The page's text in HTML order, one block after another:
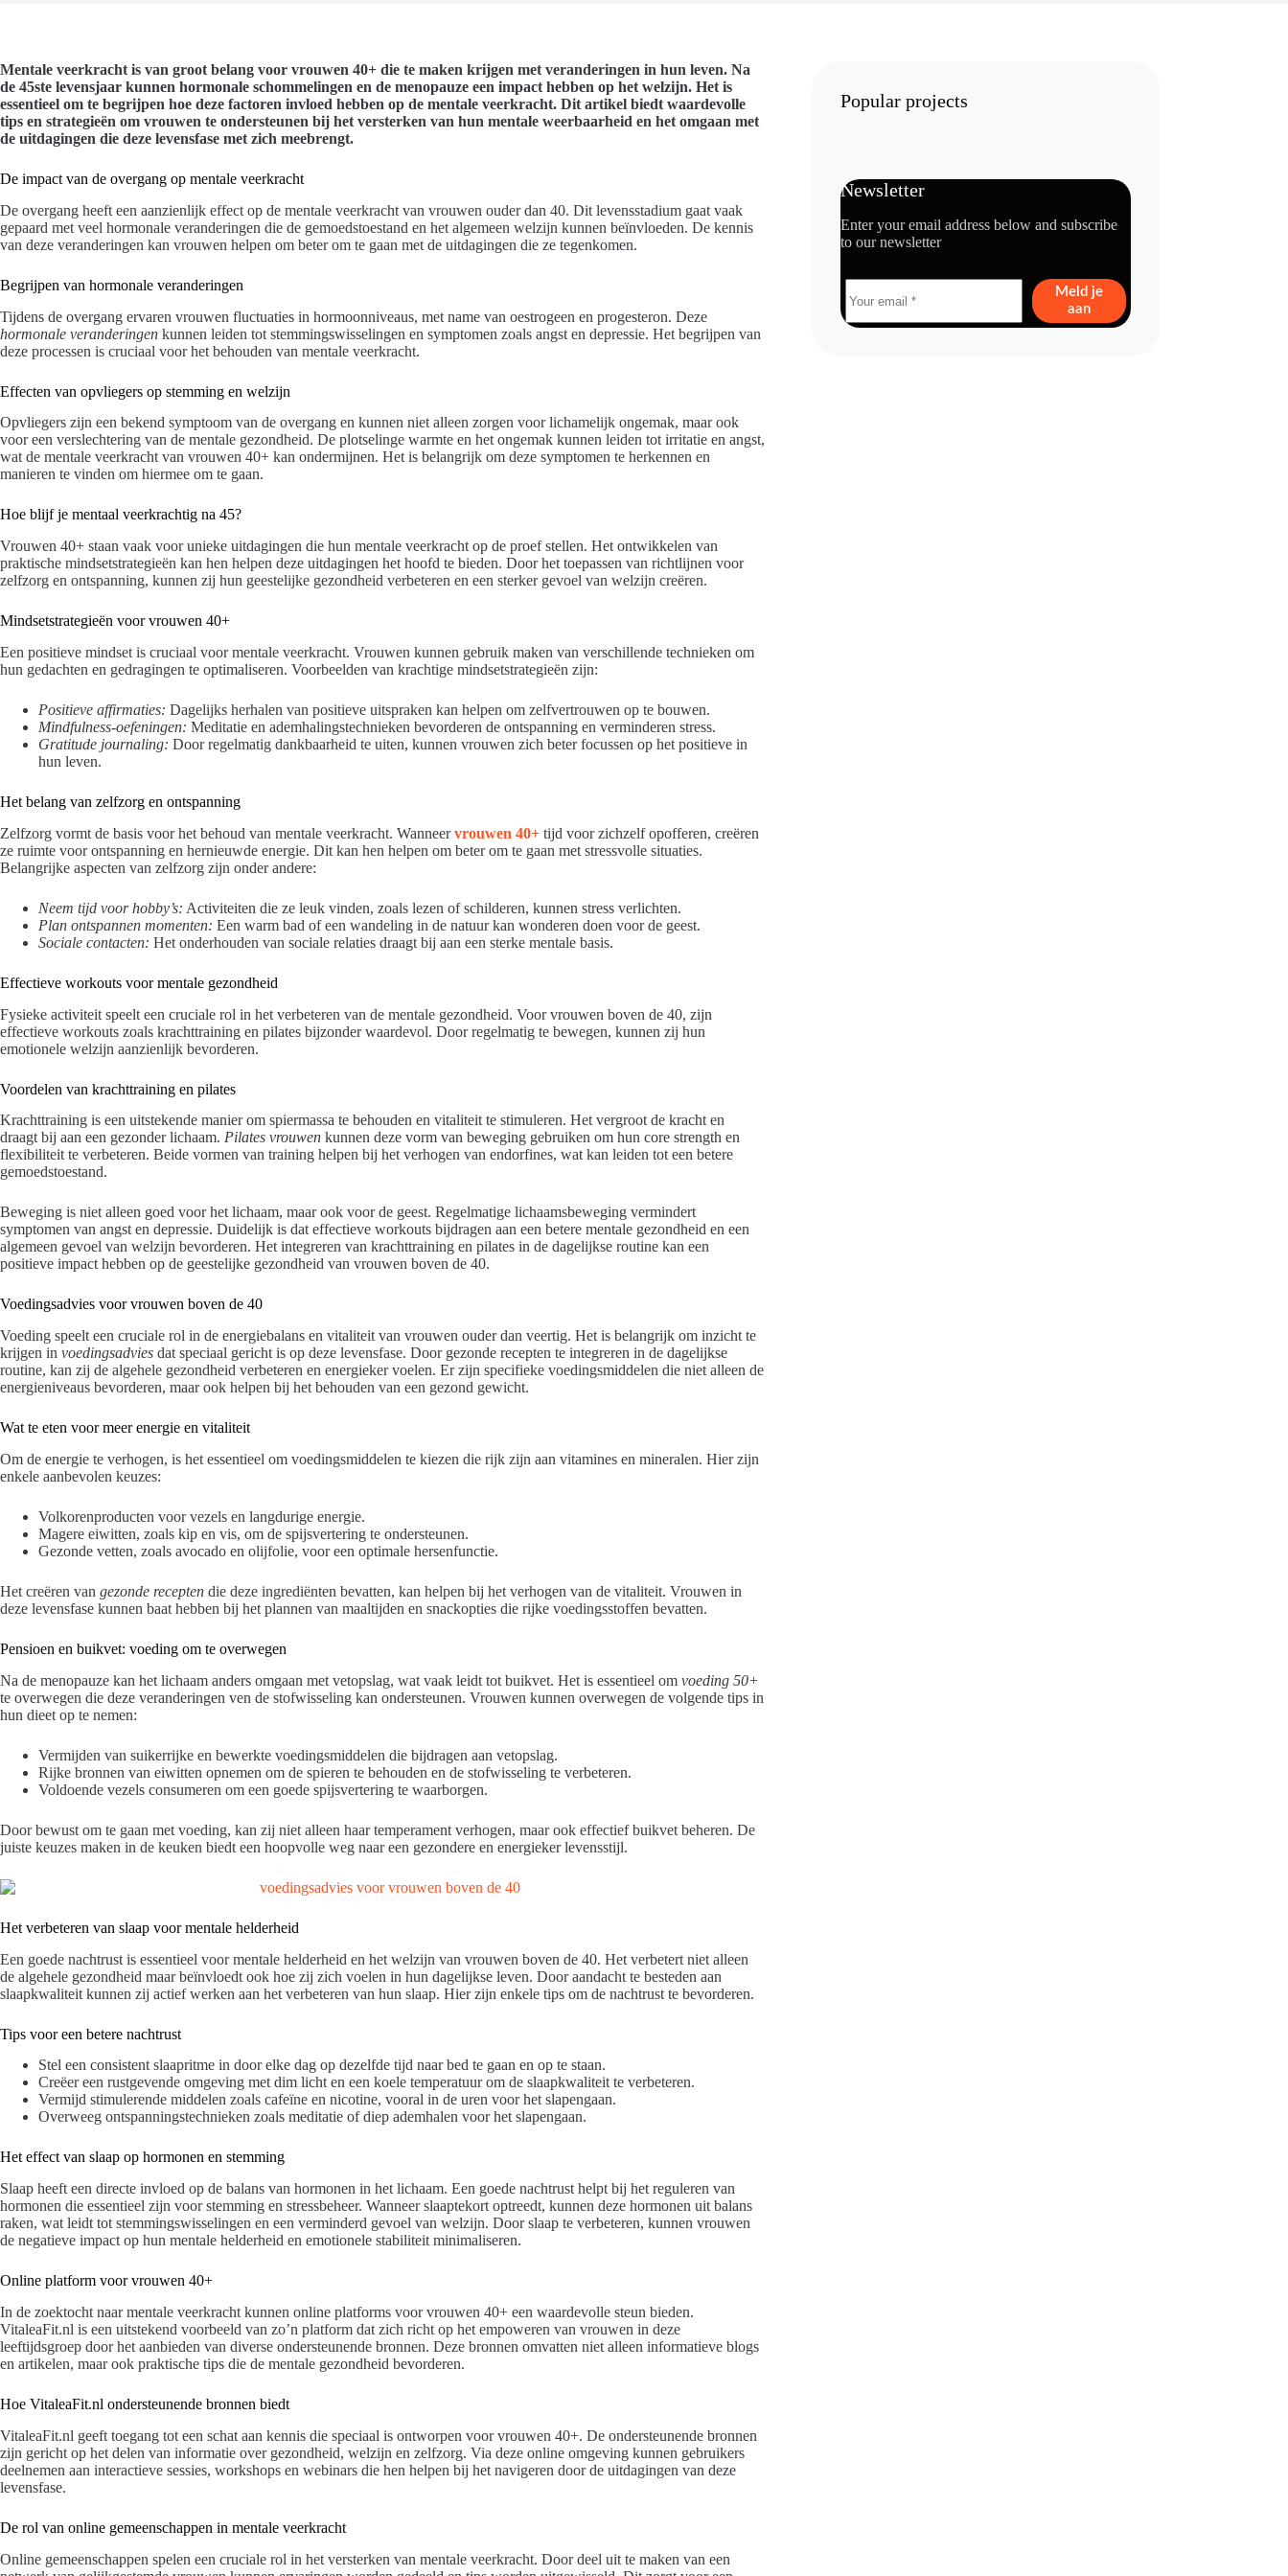
Mentale veerkracht is van groot belang voor vrouwen 40+ die te maken krijgen met veranderingen in hun leven. Na
de 45ste levensjaar kunnen hormonale schommelingen en de menopauze een impact hebben op het welzijn. Het is
essentieel om te begrijpen hoe deze factoren invloed hebben op de mentale veerkracht. Dit artikel biedt waardevolle
tips en strategieën om vrouwen te ondersteunen bij het versterken van hun mentale weerbaarheid en het omgaan met
de uitdagingen die deze levensfase met zich meebrengt.
De impact van de overgang op mentale veerkracht
De overgang heeft een aanzienlijk effect op de mentale veerkracht van vrouwen ouder dan 40. Dit levensstadium gaat vaak
gepaard met veel hormonale veranderingen die de gemoedstoestand en het algemeen welzijn kunnen beïnvloeden. De kennis
van deze veranderingen kan vrouwen helpen om beter om te gaan met de uitdagingen die ze tegenkomen.
Begrijpen van hormonale veranderingen
Tijdens de overgang ervaren vrouwen fluctuaties in hormoonniveaus, met name van oestrogeen en progesteron. Deze
hormonale veranderingen kunnen leiden tot stemmingswisselingen en symptomen zoals angst en depressie. Het begrijpen van
deze processen is cruciaal voor het behouden van mentale veerkracht.
Effecten van opvliegers op stemming en welzijn
Opvliegers zijn een bekend symptoom van de overgang en kunnen niet alleen zorgen voor lichamelijk ongemak, maar ook
voor een verslechtering van de mentale gezondheid. De plotselinge warmte en het ongemak kunnen leiden tot irritatie en angst,
wat de mentale veerkracht van vrouwen 40+ kan ondermijnen. Het is belangrijk om deze symptomen te herkennen en
manieren te vinden om hiermee om te gaan.
Hoe blijf je mentaal veerkrachtig na 45?
Vrouwen 40+ staan vaak voor unieke uitdagingen die hun mentale veerkracht op de proef stellen. Het ontwikkelen van
praktische mindsetstrategieën kan hen helpen deze uitdagingen het hoofd te bieden. Door het toepassen van richtlijnen voor
zelfzorg en ontspanning, kunnen zij hun geestelijke gezondheid verbeteren en een sterker gevoel van welzijn creëren.
Mindsetstrategieën voor vrouwen 40+
Een positieve mindset is cruciaal voor mentale veerkracht. Vrouwen kunnen gebruik maken van verschillende technieken om
hun gedachten en gedragingen te optimaliseren. Voorbeelden van krachtige mindsetstrategieën zijn:
Positieve affirmaties: Dagelijks herhalen van positieve uitspraken kan helpen om zelfvertrouwen op te bouwen.
Mindfulness-oefeningen: Meditatie en ademhalingstechnieken bevorderen de ontspanning en verminderen stress.
Gratitude journaling: Door regelmatig dankbaarheid te uiten, kunnen vrouwen zich beter focussen op het positieve in
hun leven.
Het belang van zelfzorg en ontspanning
Zelfzorg vormt de basis voor het behoud van mentale veerkracht. Wanneervrouwen 40+ tijd voor zichzelf opofferen, creëren
ze ruimte voor ontspanning en hernieuwde energie. Dit kan hen helpen om beter om te gaan met stressvolle situaties.
Belangrijke aspecten van zelfzorg zijn onder andere:
Neem tijd voor hobby’s: Activiteiten die ze leuk vinden, zoals lezen of schilderen, kunnen stress verlichten.
Plan ontspannen momenten: Een warm bad of een wandeling in de natuur kan wonderen doen voor de geest.
Sociale contacten: Het onderhouden van sociale relaties draagt bij aan een sterke mentale basis.
Effectieve workouts voor mentale gezondheid
Fysieke activiteit speelt een cruciale rol in het verbeteren van de mentale gezondheid. Voor vrouwen boven de 40, zijn
effectieve workouts zoals krachttraining en pilates bijzonder waardevol. Door regelmatig te bewegen, kunnen zij hun
emotionele welzijn aanzienlijk bevorderen.
Voordelen van krachttraining en pilates
Krachttraining is een uitstekende manier om spiermassa te behouden en vitaliteit te stimuleren. Het vergroot de kracht en
draagt bij aan een gezonder lichaam. Pilates vrouwen kunnen deze vorm van beweging gebruiken om hun core strength en
flexibiliteit te verbeteren. Beide vormen van training helpen bij het verhogen van endorfines, wat kan leiden tot een betere
gemoedstoestand.
Beweging is niet alleen goed voor het lichaam, maar ook voor de geest. Regelmatige lichaamsbeweging vermindert
symptomen van angst en depressie. Duidelijk is dat effectieve workouts bijdragen aan een betere mentale gezondheid en een
algemeen gevoel van welzijn bevorderen. Het integreren van krachttraining en pilates in de dagelijkse routine kan een
positieve impact hebben op de geestelijke gezondheid van vrouwen boven de 40.
Voedingsadvies voor vrouwen boven de 40
Voeding speelt een cruciale rol in de energiebalans en vitaliteit van vrouwen ouder dan veertig. Het is belangrijk om inzicht te
krijgen in voedingsadvies dat speciaal gericht is op deze levensfase. Door gezonde recepten te integreren in de dagelijkse
routine, kan zij de algehele gezondheid verbeteren en energieker voelen. Er zijn specifieke voedingsmiddelen die niet alleen de
energieniveaus bevorderen, maar ook helpen bij het behouden van een gezond gewicht.
Wat te eten voor meer energie en vitaliteit
Om de energie te verhogen, is het essentieel om voedingsmiddelen te kiezen die rijk zijn aan vitamines en mineralen. Hier zijn
enkele aanbevolen keuzes:
Volkorenproducten voor vezels en langdurige energie.
Magere eiwitten, zoals kip en vis, om de spijsvertering te ondersteunen.
Gezonde vetten, zoals avocado en olijfolie, voor een optimale hersenfunctie.
Het creëren van gezonde recepten die deze ingrediënten bevatten, kan helpen bij het verhogen van de vitaliteit. Vrouwen in
deze levensfase kunnen baat hebben bij het plannen van maaltijden en snackopties die rijke voedingsstoffen bevatten.
Pensioen en buikvet: voeding om te overwegen
Na de menopauze kan het lichaam anders omgaan met vetopslag, wat vaak leidt tot buikvet. Het is essentieel om voeding 50+
te overwegen die deze veranderingen ven de stofwisseling kan ondersteunen. Vrouwen kunnen overwegen de volgende tips in
hun dieet op te nemen:
Vermijden van suikerrijke en bewerkte voedingsmiddelen die bijdragen aan vetopslag.
Rijke bronnen van eiwitten opnemen om de spieren te behouden en de stofwisseling te verbeteren.
Voldoende vezels consumeren om een goede spijsvertering te waarborgen.
Door bewust om te gaan met voeding, kan zij niet alleen haar temperament verhogen, maar ook effectief buikvet beheren. De
juiste keuzes maken in de keuken biedt een hoopvolle weg naar een gezondere en energieker levensstijl.
Het verbeteren van slaap voor mentale helderheid
Een goede nachtrust is essentieel voor mentale helderheid en het welzijn van vrouwen boven de 40. Het verbetert niet alleen
de algehele gezondheid maar beïnvloedt ook hoe zij zich voelen in hun dagelijkse leven. Door aandacht te besteden aan
slaapkwaliteit kunnen zij actief werken aan het verbeteren van hun slaap. Hier zijn enkele tips om de nachtrust te bevorderen.
Tips voor een betere nachtrust
Stel een consistent slaapritme in door elke dag op dezelfde tijd naar bed te gaan en op te staan.
Creëer een rustgevende omgeving met dim licht en een koele temperatuur om de slaapkwaliteit te verbeteren.
Vermijd stimulerende middelen zoals cafeïne en nicotine, vooral in de uren voor het slapengaan.
Overweeg ontspanningstechnieken zoals meditatie of diep ademhalen voor het slapengaan.
Het effect van slaap op hormonen en stemming
Slaap heeft een directe invloed op de balans van hormonen in het lichaam. Een goede nachtrust helpt bij het reguleren van
hormonen die essentieel zijn voor stemming en stressbeheer. Wanneer slaaptekort optreedt, kunnen deze hormonen uit balans
raken, wat leidt tot stemmingswisselingen en een verminderd gevoel van welzijn. Door slaap te verbeteren, kunnen vrouwen
de negatieve impact op hun mentale helderheid en emotionele stabiliteit minimaliseren.
Online platform voor vrouwen 40+
In de zoektocht naar mentale veerkracht kunnen online platforms voor vrouwen 40+ een waardevolle steun bieden.
VitaleaFit.nl is een uitstekend voorbeeld van zo’n platform dat zich richt op het empoweren van vrouwen in deze
leeftijdsgroep door het aanbieden van diverse ondersteunende bronnen. Deze bronnen omvatten niet alleen informatieve blogs
en artikelen, maar ook praktische tips die de mentale gezondheid bevorderen.
Hoe VitaleaFit.nl ondersteunende bronnen biedt
VitaleaFit.nl geeft toegang tot een schat aan kennis die speciaal is ontworpen voor vrouwen 40+. De ondersteunende bronnen
zijn gericht op het delen van informatie over gezondheid, welzijn en zelfzorg. Via deze online omgeving kunnen gebruikers
deelnemen aan interactieve sessies, workshops en webinars die hen helpen bij het navigeren door de uitdagingen van deze
levensfase.
De rol van online gemeenschappen in mentale veerkracht
Online gemeenschappen spelen een cruciale rol in het versterken van mentale veerkracht. Door deel uit te maken van een
Popular projects
Newsletter
Enter your email address below and subscribe
to our newsletter
Meld je
aan